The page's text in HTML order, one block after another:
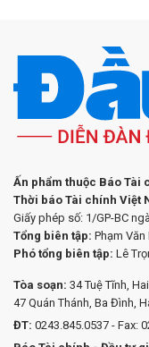
Ấn phẩm thuộc Báo Tài
Thời báo Tài chính Việt
Giấy phép số: 1/GP-BC
Tổng biên tập: Phạm Văn
Phó tổng biên tập: Lê
Tòa soạn: 34 Tuệ Tĩnh,
47 Quán Thánh, Ba Đình,
ĐT: 0243.845.0537 - Fax: